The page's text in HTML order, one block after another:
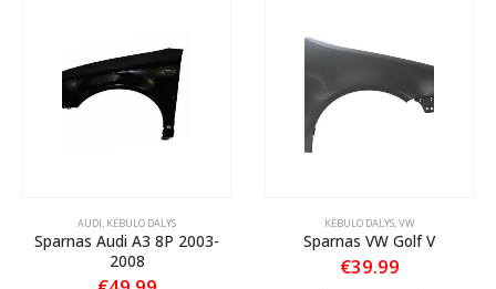
KĖBULO DALYS
Audi A3 8P 2003-
Sparnas VW Golf V
39.99